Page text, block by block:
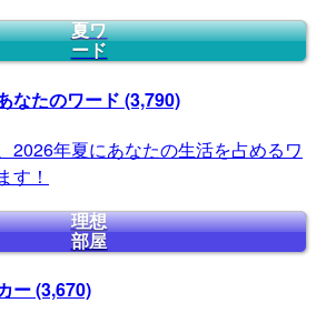
夏ワ
ード
なたのワード (3,790)
2026年夏にあなたの生活を占めるワ
す！
理想
部屋
ー(3,670)